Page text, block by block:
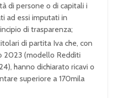
di persone o di capitali i
ad essi imputati in
di trasparenza;
di partita Iva che, con
2023 (modello Redditi
hanno dichiarato ricavi o
superiore a 170mila